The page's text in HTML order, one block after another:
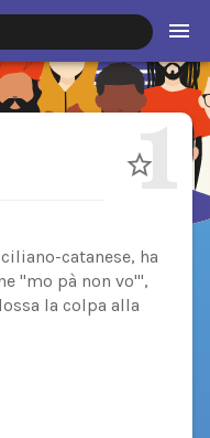
1
catanese, ha
"mo pà non vo'",
la colpa alla